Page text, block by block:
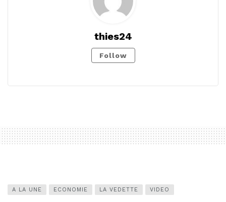
thies24
Follow
A LA UNE ECONOMIE LA VEDETTE VIDEO